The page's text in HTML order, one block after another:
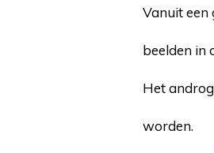
Vanuit een
beelden in
Het
worden.